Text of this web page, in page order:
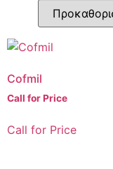
Cofmil
Call for Price
Call for Price